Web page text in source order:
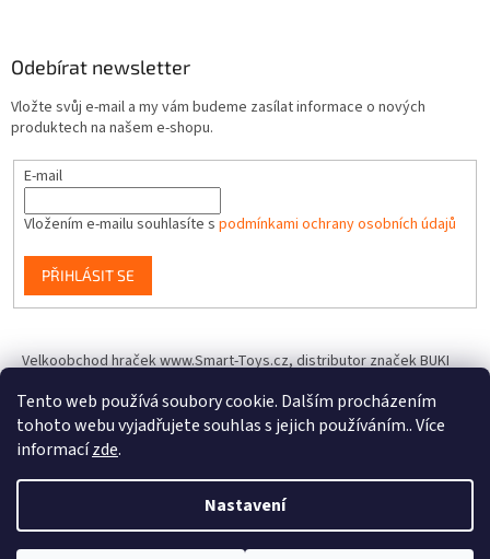
Tento web používá soubory cookie. Dalším procházením
tohoto webu vyjadřujete souhlas s jejich používáním.. Více
informacízde.
Nastavení
Odebírat newsletter
Vložte svůj e-mail a my vám budeme zasílat informace o nových
produktech na našem e-shopu.
E-mail
Vložením e-mailu souhlasíte s podmínkami ochrany osobních údajů
PŘIHLÁSIT SE
Velkoobchod hraček www.Smart-Toys.cz, distributor značek BUKI